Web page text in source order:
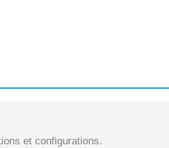
et configurations.